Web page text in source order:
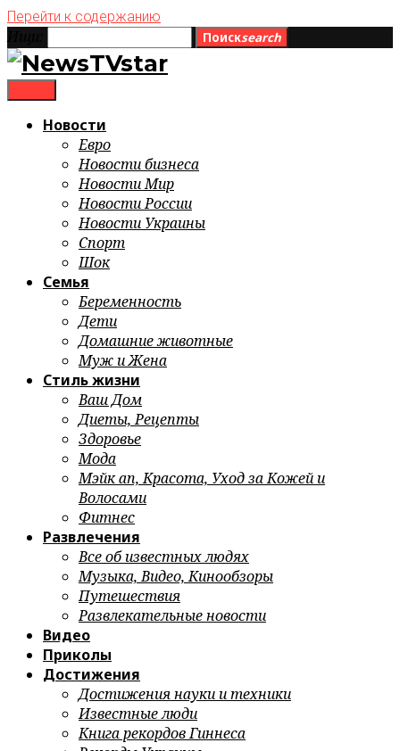
Перейти к содержанию
Поискsearch
Новости
Евро
Новости бизнеса
Новости Мир
Новости России
Новости Украины
Спорт
Шок
Семья
Беременность
Дети
Домашние животные
Муж и Жена
Стиль жизни
Ваш Дом
Диеты, Рецепты
Здоровье
Мода
Мэйк ап, Красота, Уход за Кожей и
Волосами
Фитнес
Развлечения
Все об известных людях
Музыка, Видео, Кинообзоры
Путешествия
Развлекательные новости
Видео
Приколы
Достижения
Достижения науки и техники
Известные люди
Книга рекордов Гиннеса